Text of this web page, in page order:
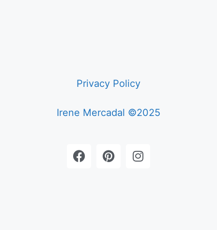
Privacy Policy
Irene Mercadal ©2025